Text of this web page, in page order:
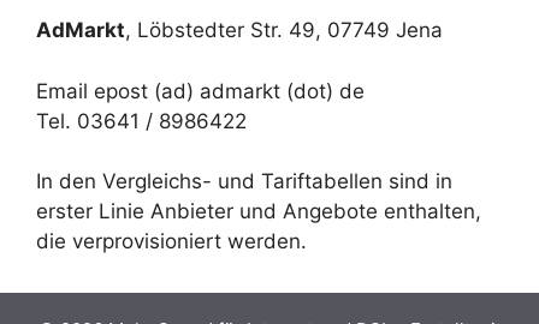
AdMarkt, Löbstedter Str. 49, 07749 Jena
Email epost (ad) admarkt (dot) de
Tel. 03641 / 8986422
In den Vergleichs- und Tariftabellen sind in
erster Linie Anbieter und Angebote enthalten,
die verprovisioniert werden.